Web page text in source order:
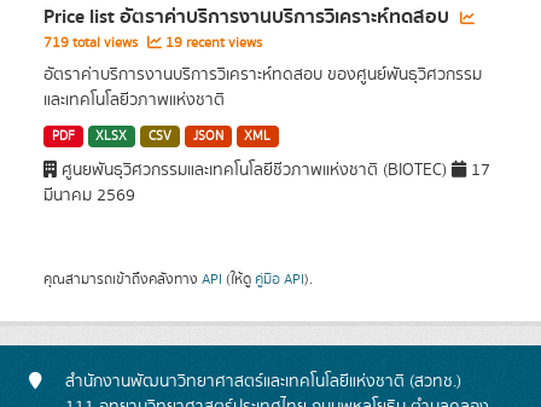
Price list อัตราค่าบริการงานบริการวิเคราะห์ทดสอบ
719 total views 19 recent views
อัตราค่าบริการงานบริการวิเคราะห์ทดสอบ ของศูนย์พันธุวิศวกรรม
และเทคโนโลยีวภาพแห่งชาติ
PDF XLSX CSV JSON XML
ศูนยพันธุวิศวกรรมและเทคโนโลยีชีวภาพแห่งชาติ (BIOTEC)
17
มีนาคม 2569
คุณสามารถเข้าถึงคลังทาง API (ให้ดู คู่มือ API).
สำนักงานพัฒนาวิทยาศาสตร์และเทคโนโลยีแห่งชาติ (สวทช.)